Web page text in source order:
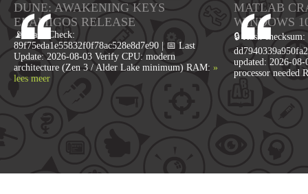
DUNE: AWAKENING KEYS
ELAMIGOS RELEASE
📡 Hash Check:
89f75eda1e55832f0f78ac528e8d7e90 | 📅 Last
Update: 2026-08-03 Verify CPU: modern
architecture (Zen 3 / Alder Lake minimum) RAM: »
lees meer
MATLAB
WINDOWS
🔒 Hash checksum:
updated: 2026-
processor